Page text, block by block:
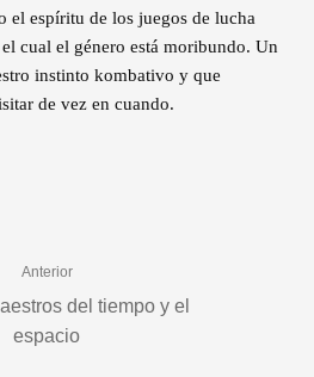
el espíritu de los juegos de lucha
cual el género está moribundo. Un
instinto kombativo y que
de vez en cuando.
Anterior
del tiempo y el
espacio